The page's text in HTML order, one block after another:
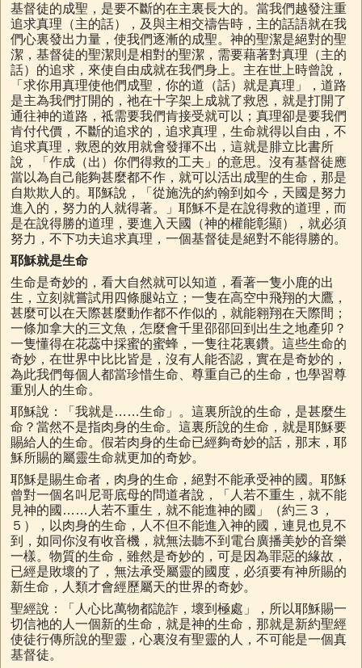
基督徒的成聖，是要不斷的在主裏長大的。當我們越發注重
追求真理（主的話），及與主相交禱告時，主的話語就在我
們心裏發出力量，使我們逐漸的成聖。神的聖潔是絕對的聖
潔，基督徒的聖潔則是相對的聖潔，需要藉著對真理（主的
話）的追求，來使自由成就在我們身上。主在世上時曾說，
「求你用真理使他們成聖，你的道（話）就是真理」，道路
是主為我們打開的，祂在十字架上成就了救恩，就是打開了
通往神的道路，祗需要我們肯接受就可以；真理卻是要我們
肯付代價，不斷的追求的，追求真理，生命就得以自由，不
追求真理，救恩的效用就會發揮不出，這就是腓立比書所
說，「作成（出）你們得救的工夫」的意思。沒有基督徒應
當以為自己能夠甚麼都不作，就可以活出成聖的生命，那是
自欺欺人的。耶穌說，「從施洗的約翰到如今，天國是努力
進入的，努力的人就得著。」耶穌不是在說得救的道理，而
是在說得勝的道理，要進入天國（神的權能彰顯），就必須
努力，不下功夫追求真理，一個基督徒是絕對不能得勝的。
耶穌就是生命
生命是奇妙的，看大自然就可以知道，看著一隻小鹿的出
生，立刻就嘗試用四條腿站立；一隻在高空中飛翔的大鷹，
甚麼可以在天際甚麼動作都不作似的，就能翱翔在天際間；
一條加拿大的三文魚，怎麼會千里邵邵回到出生之地產卯？
一隻懂得在花蕊中採蜜的蜜蜂，一隻往花裏鑽。這些生命的
奇妙，在世界中比比皆是，沒有人能否認，實在是奇妙的，
為此我們每個人都當珍惜生命、尊重自己的生命，也學習尊
重別人的生命。
耶穌說：「我就是……生命」。這裏所說的生命，是甚麼生
命？當然不是指肉身的生命。這裏所說的生命，就是耶穌要
賜給人的生命。假若肉身的生命已經夠奇妙的話，那末，耶
穌所賜的屬靈生命就更加的奇妙。
耶穌是賜生命者，肉身的生命，絕對不能承受神的國。耶穌
曾對一個名叫尼哥底母的問道者說，「人若不重生，就不能
見神的國……人若不重生，就不能進神的國」（約三３，
５），以肉身的生命，人不但不能進入神的國，連見也見不
到，如同你沒有收音機，就無法聽不到電台廣播美妙的音樂
一樣。物質的生命，雖然是奇妙的，可是因為罪惡的緣故，
已經是敗壞的了，無法承受屬靈的國度，必須要有神所賜的
新生命，人類才會經歷屬天的世界的奇妙。
聖經說：「人心比萬物都詭詐，壞到極處」，所以耶穌賜一
切信祂的人一個新的生命，就是神的生命，那就是新約聖經
使徒行傳所說的聖靈，心裏沒有聖靈的人，不可能是一個真
基督徒。